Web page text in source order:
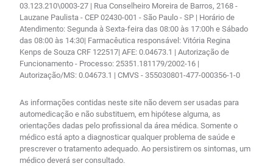
03.123.210\0003-27 | Rua Conselheiro Moreira de Barros, 2168 -
Lauzane Paulista - CEP 02430-001 - São Paulo - SP | Horário de
Atendimento: Segunda à Sexta-feira das 08:00 às 17:00h e Sábado
das 08:00 às 14:30| Farmacêutica responsável: Vitória Regina
Kenps de Souza CRF 122517| AFE: 0.04673.1 | Autorização de
Funcionamento - Processo: 25351.181179/2002-16 |
Autorização/MS: 0.04673.1 | CMVS - 355030801-477-000356-1-0
As informações contidas neste site não devem ser usadas para
automedicação e não substituem, em hipótese alguma, as
orientações dadas pelo profissional da área médica. Somente o
médico está apto a diagnosticar qualquer problema de saúde e
prescrever o tratamento adequado. Ao persistirem os sintomas, um
médico deverá ser consultado.